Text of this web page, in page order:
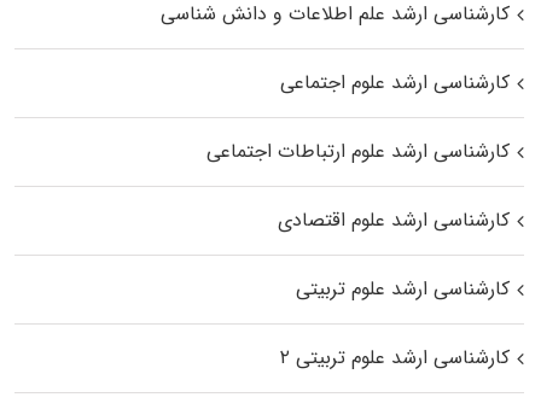
کارشناسی ارشد علم اطلاعات و دانش شناسی
کارشناسی ارشد علوم اجتماعی
کارشناسی ارشد علوم ارتباطات اجتماعی
کارشناسی ارشد علوم اقتصادی
کارشناسی ارشد علوم تربیتی
کارشناسی ارشد علوم تربیتی ۲